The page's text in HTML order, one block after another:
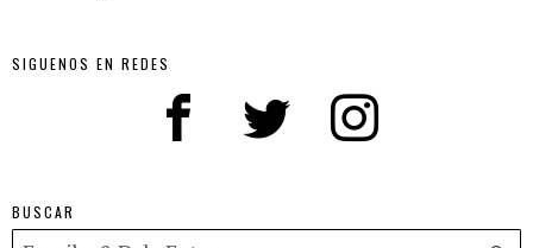
SIGUENOS EN REDES
BUSCAR